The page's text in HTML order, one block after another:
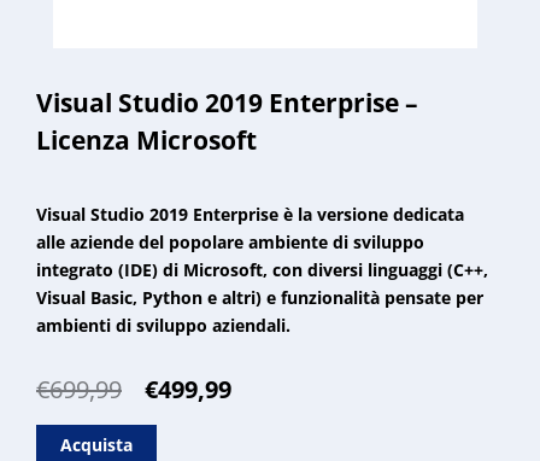
Visual Studio 2019 Enterprise –
Licenza Microsoft
Visual Studio 2019 Enterprise è la versione dedicata
alle aziende del popolare ambiente di sviluppo
integrato (IDE) di Microsoft, con diversi linguaggi (C++,
Visual Basic, Python e altri) e funzionalità pensate per
ambienti di sviluppo aziendali.
€699,99
Il
€499,99Il
Acquista